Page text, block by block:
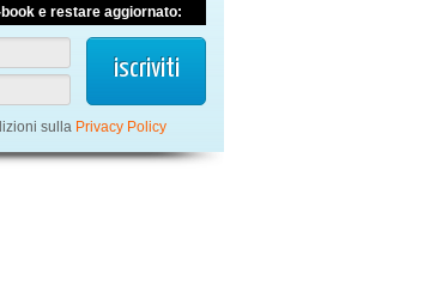
e restare aggiornato:
sulla Privacy Policy